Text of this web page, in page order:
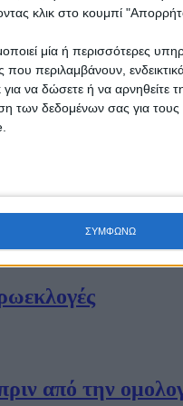
κλικ στο κουμπί
μία ή περισσότερες
που περιλαμβάνουν,
να δώσετε ή να αρνηθείτε
των δεδομένων σας για
ΣΥΜΦΩΝΩ
-
Σύλληψης
από την